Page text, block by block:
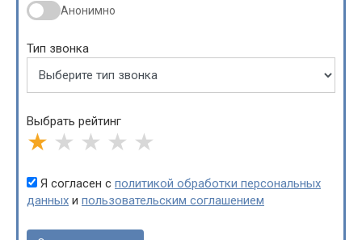
Анонимно
Тип звонка
Выбрать рейтинг
★ ★ ★ ★ ★
Я согласен с политикой обработки персональных
данных и пользовательским соглашением